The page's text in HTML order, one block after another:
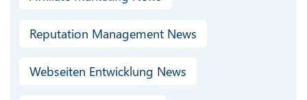
Reputation Management News
Webseiten Entwicklung News